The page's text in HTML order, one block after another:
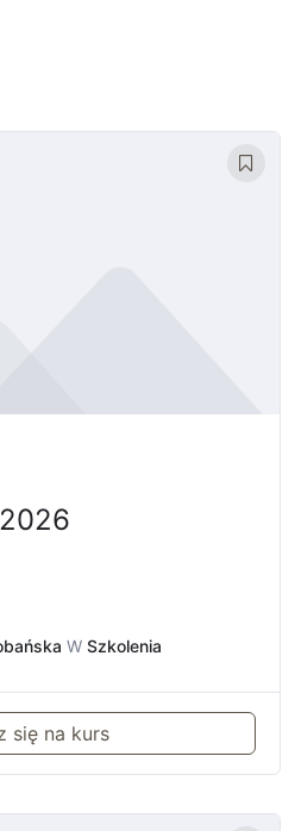
W Szkolenia
się na kurs